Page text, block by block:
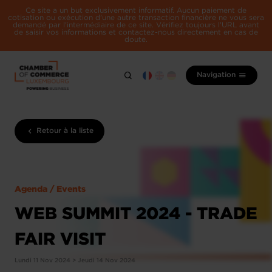
Ce site a un but exclusivement informatif. Aucun paiement de
cotisation ou exécution d'une autre transaction financière ne vous sera
demandé par l'intermédiaire de ce site. Vérifiez toujours l'URL avant
de saisir vos informations et contactez-nous directement en cas de
doute.
Navigation
Retour à la liste
Agenda / Events
WEB SUMMIT 2024 - TRADE
FAIR VISIT
Lundi 11 Nov 2024 > Jeudi 14 Nov 2024